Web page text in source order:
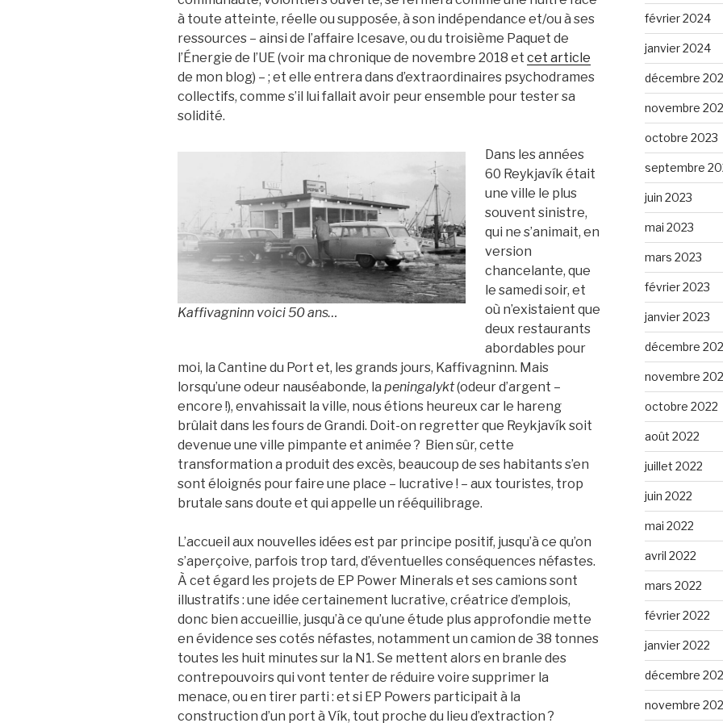
à toute atteinte, réelle ou supposée, à son indépendance et/ou à ses
ressources – ainsi de l’affaire Icesave, ou du troisième Paquet de
l’Énergie de l’UE (voir ma chronique de novembre 2018 et cet article
de mon blog) – ; et elle entrera dans d’extraordinaires psychodrames
collectifs, comme s’il lui fallait avoir peur ensemble pour tester sa
solidité.
Kaffivagninn voici 50 ans…
Dans les années
60 Reykjavík était
une ville le plus
souvent sinistre,
qui ne s’animait, en
version
chancelante, que
le samedi soir, et
où n’existaient que
deux restaurants
abordables pour
moi, la Cantine du Port et, les grands jours, Kaffivagninn. Mais
lorsqu’une odeur nauséabonde, la peningalykt(odeur d’argent –
encore !), envahissait la ville, nous étions heureux car le hareng
brûlait dans les fours de Grandi. Doit-on regretter que Reykjavík soit
devenue une ville pimpante et animée ? Bien sûr, cette
transformation a produit des excès, beaucoup de ses habitants s’en
sont éloignés pour faire une place – lucrative ! – aux touristes, trop
brutale sans doute et qui appelle un rééquilibrage.
L’accueil aux nouvelles idées est par principe positif, jusqu’à ce qu’on
s’aperçoive, parfois trop tard, d’éventuelles conséquences néfastes.
À cet égard les projets de EP Power Minerals et ses camions sont
illustratifs : une idée certainement lucrative, créatrice d’emplois,
donc bien accueillie, jusqu’à ce qu’une étude plus approfondie mette
en évidence ses cotés néfastes, notamment un camion de 38 tonnes
toutes les huit minutes sur la N1. Se mettent alors en branle des
contrepouvoirs qui vont tenter de réduire voire supprimer la
menace, ou en tirer parti : et si EP Powers participait à la
construction d’un port à Vík, tout proche du lieu d’extraction ?
février 2024
janvier 2024
décembre
novembre
octobre 2023
septembre
juin 2023
mai 2023
mars 2023
février 2023
janvier 2023
décembre
novembre
octobre 2022
août 2022
juillet 2022
juin 2022
mai 2022
avril 2022
mars 2022
février 2022
janvier 2022
décembre
novembre